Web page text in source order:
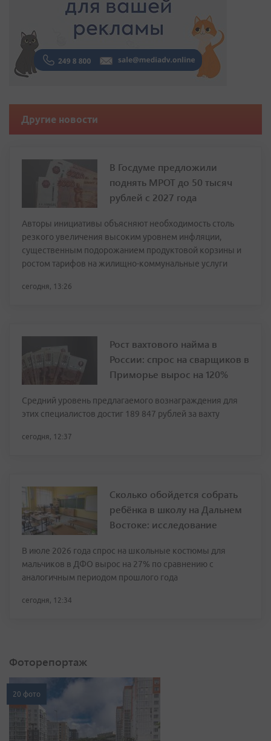
Другие новости
В Госдуме предложили
поднять МРОТ до 50 тысяч
рублей с 2027 года
Авторы инициативы объясняют необходимость столь
резкого увеличения высоким уровнем инфляции,
существенным подорожанием продуктовой корзины и
ростом тарифов на жилищно-коммунальные услуги
сегодня, 13:26
Рост вахтового найма в
России: спрос на сварщиков в
Приморье вырос на 120%
Средний уровень предлагаемого вознаграждения для
этих специалистов достиг 189 847 рублей за вахту
сегодня, 12:37
Сколько обойдется собрать
ребёнка в школу на Дальнем
Востоке: исследование
В июле 2026 года спрос на школьные костюмы для
мальчиков в ДФО вырос на 27% по сравнению с
аналогичным периодом прошлого года
сегодня, 12:34
Фоторепортаж
20 фото